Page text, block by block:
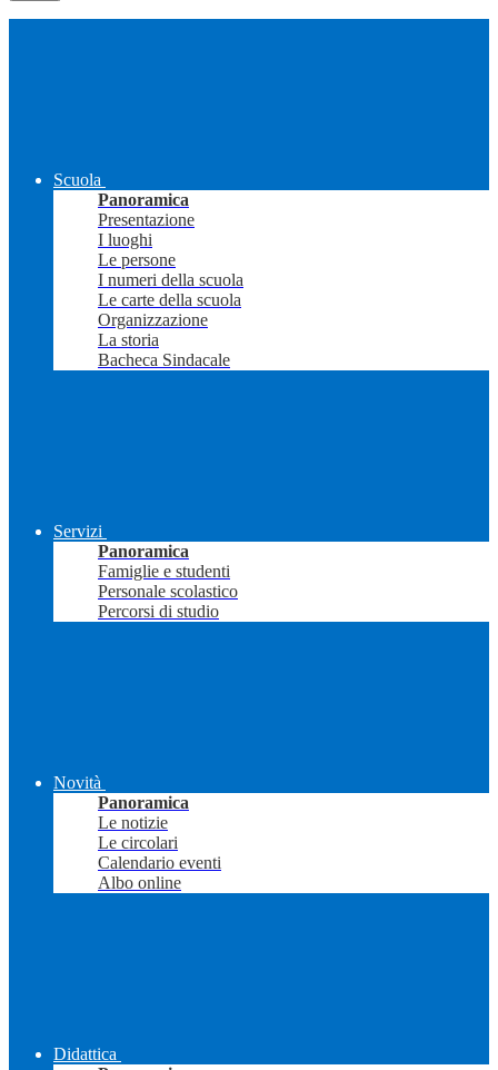
Scuola
Panoramica
Presentazione
I luoghi
Le persone
I numeri della scuola
Le carte della scuola
Organizzazione
La storia
Bacheca Sindacale
Servizi
Panoramica
Famiglie e studenti
Personale scolastico
Percorsi di studio
Novità
Panoramica
Le notizie
Le circolari
Calendario eventi
Albo online
Didattica